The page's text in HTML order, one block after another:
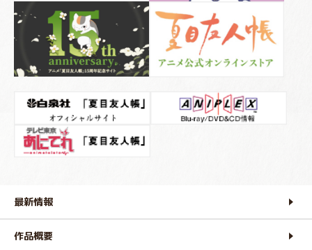
最新情報
作品概要